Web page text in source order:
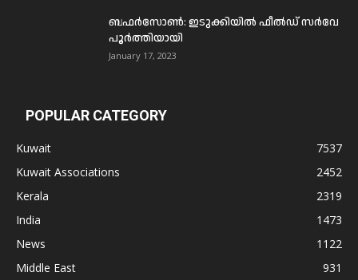
ബഫര്‍സോണ്‍: ഇടുക്കിയില്‍ ഫീല്‍ഡ് സര്‍വേ
പൂര്‍ത്തിയായി
January 17, 2023
POPULAR CATEGORY
Kuwait
7537
Kuwait Associations
2452
Kerala
2319
India
1473
News
1122
Middle East
931